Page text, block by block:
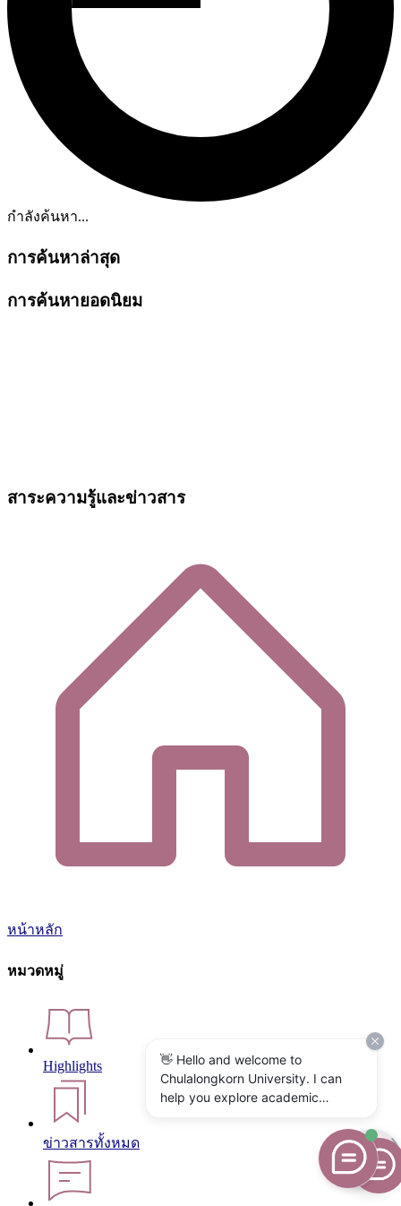
กำลังค้นหา...
การค้นหาล่าสุด
การค้นหายอดนิยม
สาระความรู้และข่าวสาร
หน้าหลัก
หมวดหมู่
Highlights
ข่าวสารทั้งหมด
👋 Hello and welcome to
Chulalongkorn University. I can
help you explore academic